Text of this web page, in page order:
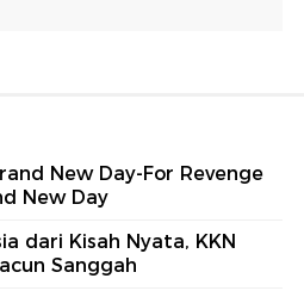
New Day-For Revenge
New Day
dari Kisah Nyata, KKN
Sanggah